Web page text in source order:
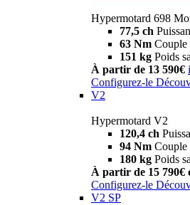
Hypermotard 698
77,5 ch
63 Nm Couple
151 kg Poids
À partir de 13 590€ i
Configurez-le
V2
Hypermotard V2
120,4 ch
94 Nm Couple
180 kg Poids
À partir de 15 790€
Configurez-le
V2 SP